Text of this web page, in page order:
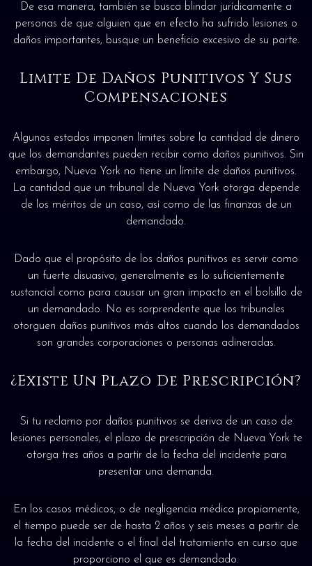
De esa manera, también se busca blindar jurídicamente a
personas de que alguien que en efecto ha sufrido lesiones o
daños importantes, busque un beneficio excesivo de su parte.
Limite De Daños Punitivos Y Sus
Compensaciones
Algunos estados imponen límites sobre la cantidad de dinero
que los demandantes pueden recibir como daños punitivos. Sin
embargo, Nueva York no tiene un límite de daños punitivos.
La cantidad que un tribunal de Nueva York otorga depende
de los méritos de un caso, así como de las finanzas de un
demandado.
Dado que el propósito de los daños punitivos es servir como
un fuerte disuasivo, generalmente es lo suficientemente
sustancial como para causar un gran impacto en el bolsillo de
un demandado. No es sorprendente que los tribunales
otorguen daños punitivos más altos cuando los demandados
son grandes corporaciones o personas adineradas.
¿Existe Un Plazo De Prescripción?
Si tu reclamo por daños punitivos se deriva de un caso de
lesiones personales, el plazo de prescripción de Nueva York te
otorga tres años a partir de la fecha del incidente para
presentar una demanda.
En los casos médicos, o de negligencia médica propiamente,
el tiempo puede ser de hasta 2 años y seis meses a partir de
la fecha del incidente o el final del tratamiento en curso que
proporciono el que es demandado.